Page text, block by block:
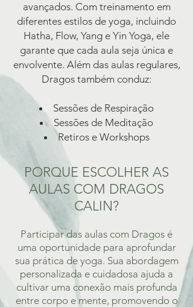
avançados. Com treinamento em
diferentes estilos de yoga, incluindo
Hatha, Flow, Yang e Yin Yoga, ele
garante que cada aula seja única e
envolvente. Além das aulas regulares,
Dragos também conduz:
Sessões de Respiração
Sessões de Meditação
Retiros e Workshops
PORQUE ESCOLHER AS
AULAS COM DRAGOS
CALIN?
Participar das aulas com Dragos é
uma oportunidade para aprofundar
sua prática de yoga. Sua abordagem
personalizada e cuidadosa ajuda a
cultivar uma conexão mais profunda
entre corpo e mente, promovendo o